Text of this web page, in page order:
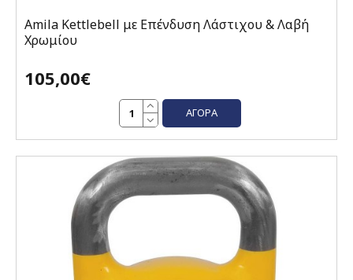
Amila Kettlebell με Επένδυση Λάστιχου & Λαβή
Χρωμίου
105,00€
ΑΓΟΡΆ